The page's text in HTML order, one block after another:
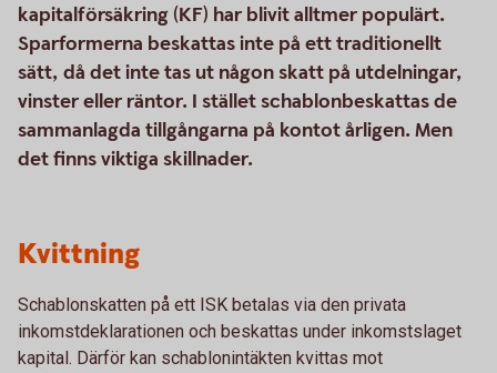
kapitalförsäkring (KF) har blivit alltmer populärt.
Sparformerna beskattas inte på ett traditionellt
sätt, då det inte tas ut någon skatt på utdelningar,
vinster eller räntor. I stället schablonbeskattas de
sammanlagda tillgångarna på kontot årligen. Men
det finns viktiga skillnader.
Kvittning
Schablonskatten på ett ISK betalas via den privata
inkomstdeklarationen och beskattas under inkomstslaget
kapital. Därför kan schablonintäkten kvittas mot